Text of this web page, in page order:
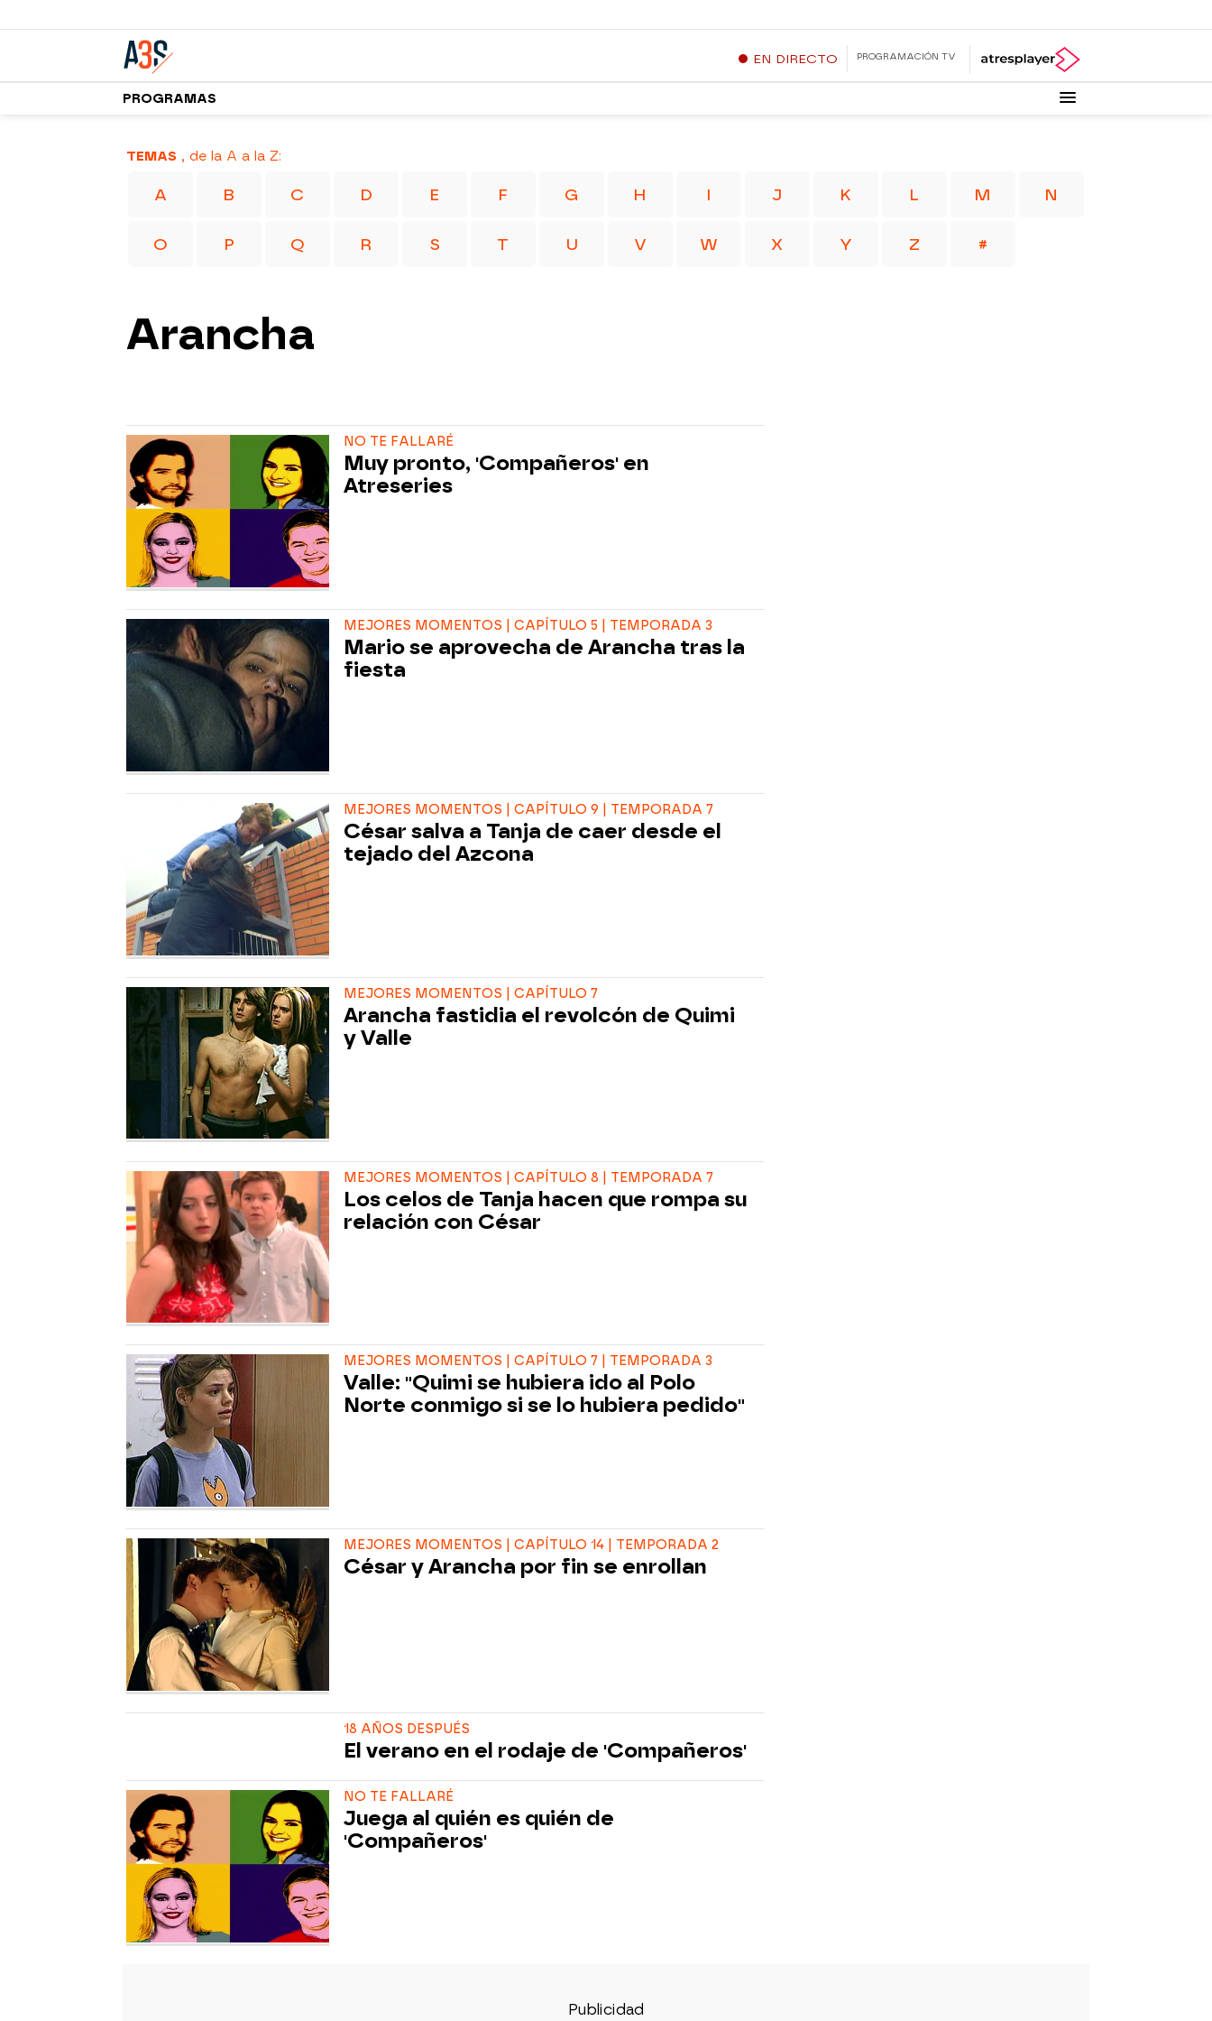
EN DIRECTO PROGRAMACIÓN TV
PROGRAMAS
TEMAS , de la A a la Z:
A B C D E F G H I J K L M N
O P Q R S T U V W X Y Z #
Arancha
NO TE FALLARÉ
Muy pronto, 'Compañeros' en
Atreseries
MEJORES MOMENTOS | CAPÍTULO 5 | TEMPORADA 3
Mario se aprovecha de Arancha tras la
fiesta
MEJORES MOMENTOS | CAPÍTULO 9 | TEMPORADA 7
César salva a Tanja de caer desde el
tejado del Azcona
MEJORES MOMENTOS | CAPÍTULO 7
Arancha fastidia el revolcón de Quimi
y Valle
MEJORES MOMENTOS | CAPÍTULO 8 | TEMPORADA 7
Los celos de Tanja hacen que rompa su
relación con César
MEJORES MOMENTOS | CAPÍTULO 7 | TEMPORADA 3
Valle: "Quimi se hubiera ido al Polo
Norte conmigo si se lo hubiera pedido"
MEJORES MOMENTOS | CAPÍTULO 14 | TEMPORADA 2
César y Arancha por fin se enrollan
18 AÑOS DESPUÉS
El verano en el rodaje de 'Compañeros'
NO TE FALLARÉ
Juega al quién es quién de
'Compañeros'